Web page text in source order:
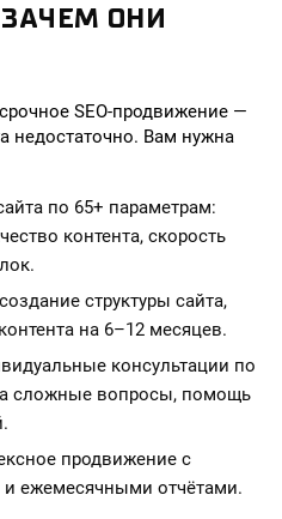
ОНИ
SEO-продвижение —
недостаточно. Вам нужна
по 65+ параметрам:
контента, скорость
структуры сайта,
на 6–12 месяцев.
консультации по
сложные вопросы, помощь
продвижение с
и ежемесячными отчётами.